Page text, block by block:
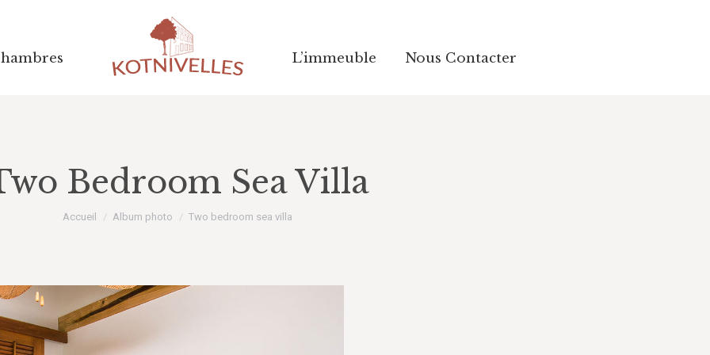
L’immeuble Nous Contacter
Bedroom Sea Villa
Vous êtes ici :
Accueil Album photo Two bedroom sea villa
L’immeuble Nous Contacter